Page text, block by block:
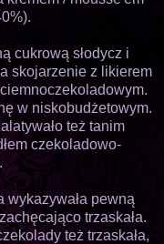
cukrową słodycz i
skojarzenie z likierem
w niskobudżetowym.
też tanim
czekoladowo-
wykazywała pewną
trzaskała.
też trzaskała,